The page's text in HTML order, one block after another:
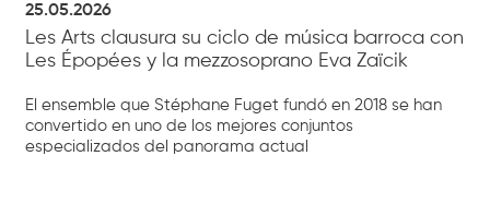
25.05.2026
Les Arts clausura su ciclo de música barroca con
Les Épopées y la mezzosoprano Eva Zaïcik
El ensemble que Stéphane Fuget fundó en 2018 se han
convertido en uno de los mejores conjuntos
especializados del panorama actual